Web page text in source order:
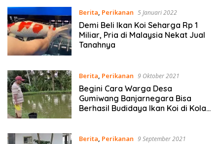
Berita, Perikanan 5 Januari 2022
Demi Beli Ikan Koi Seharga Rp 1
Miliar, Pria di Malaysia Nekat Jual
Tanahnya
Berita, Perikanan 9 Oktober 2021
Begini Cara Warga Desa
Gumiwang Banjarnegara Bisa
Berhasil Budidaya Ikan Koi di Kolam
Berita, Perikanan 9 September 2021